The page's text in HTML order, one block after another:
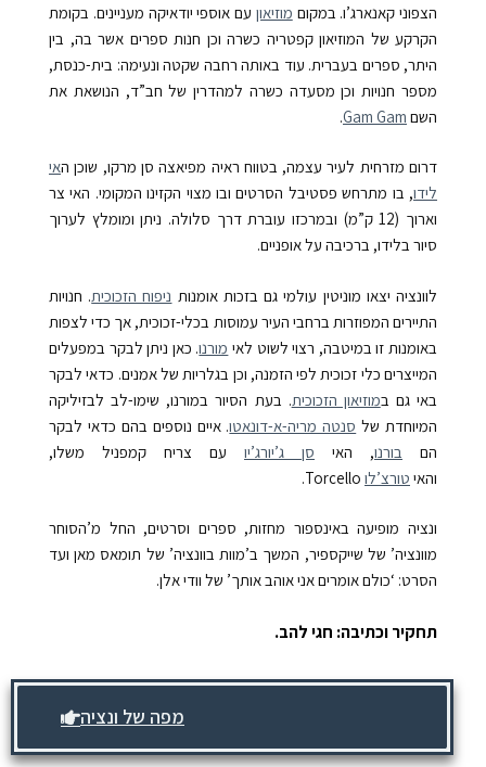
הצפוני קאנארג’ו. במקום מוזיאון עם אוספי יודאיקה מעניינים. בקומת
הקרקע של המוזיאון קפטריה כשרה וכן חנות ספרים אשר בה, בין
היתר, ספרים בעברית. עוד באותה רחבה שקטה ונעימה: בית-כנסת,
מספר חנויות וכן מסעדה כשרה למהדרין של חב”ד, הנושאת את
השם Gam Gam
.
דרום מזרחית לעיר עצמה, בטווח ראיה מפיאצה סן מרקו, שוכן האי
לידו, בו מתרחש פסטיבל הסרטים ובו מצוי הקזינו המקומי. האי צר
וארוך (12 ק”מ) ובמרכזו עוברת דרך סלולה. ניתן ומומלץ לערוך
סיור בלידו, ברכיבה על אופניים.
לוונציה יצאו מוניטין עולמי גם בזכות אומנות ניפוח הזכוכית. חנויות
התיירים המפוזרות ברחבי העיר עמוסות בכלי-זכוכית, אך כדי לצפות
באומנות זו במיטבה, רצוי לשוט לאי מורנו. כאן ניתן לבקר במפעלים
המייצרים כלי זכוכית לפי הזמנה, וכן בגלריות של אמנים. כדאי לבקר
באי גם במוזיאון הזכוכית. בעת הסיור במורנו, שימו-לב לבזיליקה
המיוחדת של סנטה מריה-א-דונאטו.איים נוספים בהם כדאי לבקר
הם בורנו, האי סן ג’יורג’יו עם צריח קמפניל משלו,
והאי טורצ’לו
ונציה מופיעה באינספור מחזות, ספרים וסרטים, החל מ’הסוחר
מוונציה’ של שייקספיר, המשך ב’מוות בוונציה’ של תומאס מאן ועד
הסרט: ‘כולם אומרים אני אוהב אותך’ של וודי אלן.
תחקיר וכתיבה: חגי להב.
מפה של ונציה